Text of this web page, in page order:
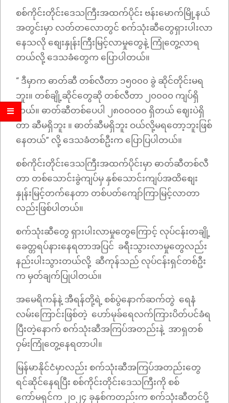
စစ်ကိုင်းတိုင်းဒေသကြီးအထက်ပိုင်း ဗန်းမောက်မြို့နယ်
အတွင်းမှာ လတ်တလောတွင် စက်သုံးဆီတွေရှားပါးလာ
နေသလို စျေးနှုန်းကြီးမြင့်လာမှုတွေနဲ့ ကြုံတွေ့လာရ
တယ်လို့ ဒေသခံတွေက ပြောပါတယ်။
“ ဒီမှာက ဓာတ်ဆီ တစ်လီတာ ၁၅၀၀၀ ခွဲ ဆိုင်တိုင်းမရ
ဘူး။ တစ်ချို့ဆိုင်တွေဆို တစ်လီတာ ၂၀၀၀၀ ကျပ်ရှိ
တယ်။ ဓာတ်ဆီတစ်ပေပါ ၂၈၀၀၀၀၀ ရှိတယ် ‌ဈေးပဲရှိ
တာ ဆီမရှိဘူး ။ ဓာတ်ဆီမရှိဘူး ဝယ်လို့မရတော့ဘူးဖြစ်
နေတယ်”​ လို့ ဒေသခံတစ်ဦးက ပြောပြပါတယ်။
စစ်ကိုင်းတိုင်းဒေသကြီးအထက်ပိုင်းမှာ ဓာတ်ဆီတစ်လီ
တာ တစ်သောင်းခွဲကျပ်မှ နှစ်သောင်းကျပ်အထိစျေး
နှုန်းမြင့်တက်နေတာ တစ်ပတ်ကျော်ကြာမြင့်လာတာ
လည်းဖြစ်ပါတယ်။
စက်သုံးဆီတွေ ရှားပါးလာမှုတွေကြောင့် လုပ်ငန်းတချို့
ခေတ္တရပ်နားနေရတာအပြင် ခရီးသွားလာမှုတွေလည်း
နည်းပါးသွားတယ်လို့ ဆီကုန်သည် လုပ်ငန်းရှင်တစ်ဦး
က မှတ်ချက်ပြုပါတယ်။
အမေရိကန်နဲ့ အီရန်တို့ရဲ့ စစ်ပွဲနောက်ဆက်တွဲ ရေနံ
လမ်းကြောင်းဖြစ်တဲ့ ဟော်မုခ်ရေလက်ကြားပိတ်ပင်ခံရ
ပြီးတဲ့နောက် စက်သုံးဆီအကြပ်အတည်းနဲ့ အာရှတစ်
ဝှမ်းကြုံတွေ့နေရတာပါ။
မြန်မာနိုင်ငံမှာလည်း စက်သုံးဆီအကြပ်အတည်းတွေ
ရင်ဆိုင်နေရပြီး စစ်ကိုင်းတိုင်းဒေသကြီးကို စစ်
ကော်မရှင်က ၂၀၂၄ ခုနှစ်ကတည်းက စက်သုံးဆီတင်ပို့